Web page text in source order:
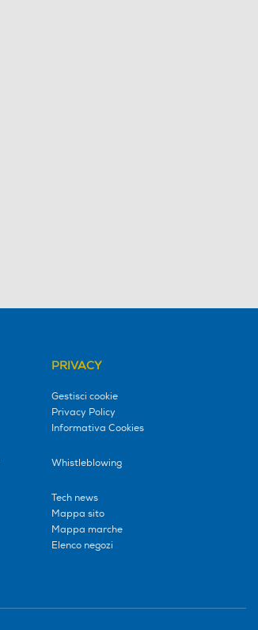
PRIVACY
Gestisci cookie
Privacy Policy
Informativa Cookies
Whistleblowing
Tech news
Mappa sito
Mappa marche
Elenco negozi